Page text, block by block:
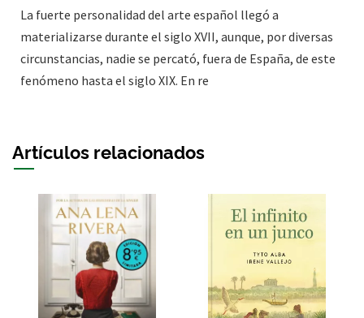
La fuerte personalidad del arte español llegó a
materializarse durante el siglo XVII, aunque, por diversas
circunstancias, nadie se percató, fuera de España, de este
fenómeno hasta el siglo XIX. En re
Artículos relacionados